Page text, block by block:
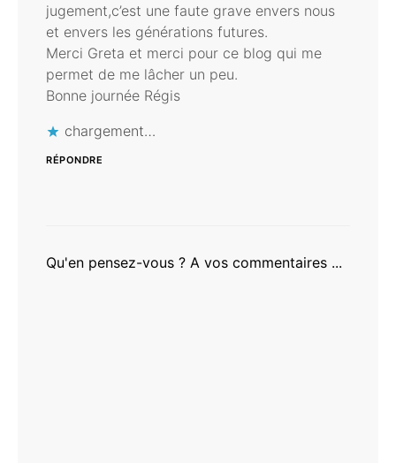
jugement,c’est une faute grave envers nous
et envers les générations futures.
Merci Greta et merci pour ce blog qui me
permet de me lâcher un peu.
Bonne journée Régis
chargement…
RÉPONDRE
Qu'en pensez-vous ? A vos commentaires ...